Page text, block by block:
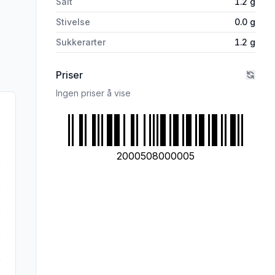
Stivelse
0.0 g
Sukkerarter
1.2 g
Priser
Ingen priser å vise
2000508000005